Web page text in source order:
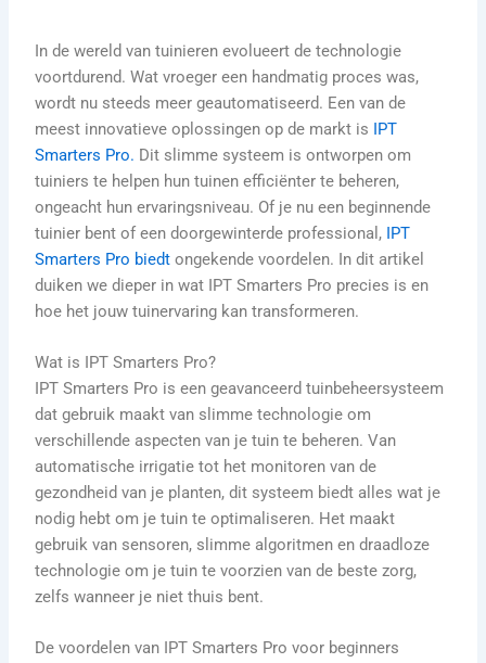
In de wereld van tuinieren evolueert de technologie
voortdurend. Wat vroeger een handmatig proces was,
wordt nu steeds meer geautomatiseerd. Een van de
meest innovatieve oplossingen op de markt is IPT
Smarters Pro. Dit slimme systeem is ontworpen om
tuiniers te helpen hun tuinen efficiënter te beheren,
ongeacht hun ervaringsniveau. Of je nu een beginnende
tuinier bent of een doorgewinterde professional, IPT
Smarters Pro biedt ongekende voordelen. In dit artikel
duiken we dieper in wat IPT Smarters Pro precies is en
hoe het jouw tuinervaring kan transformeren.
Wat is IPT Smarters Pro?
IPT Smarters Pro is een geavanceerd tuinbeheersysteem
dat gebruik maakt van slimme technologie om
verschillende aspecten van je tuin te beheren. Van
automatische irrigatie tot het monitoren van de
gezondheid van je planten, dit systeem biedt alles wat je
nodig hebt om je tuin te optimaliseren. Het maakt
gebruik van sensoren, slimme algoritmen en draadloze
technologie om je tuin te voorzien van de beste zorg,
zelfs wanneer je niet thuis bent.
De voordelen van IPT Smarters Pro voor beginners